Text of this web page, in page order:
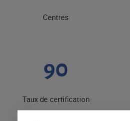
Centres
90
Taux de certification